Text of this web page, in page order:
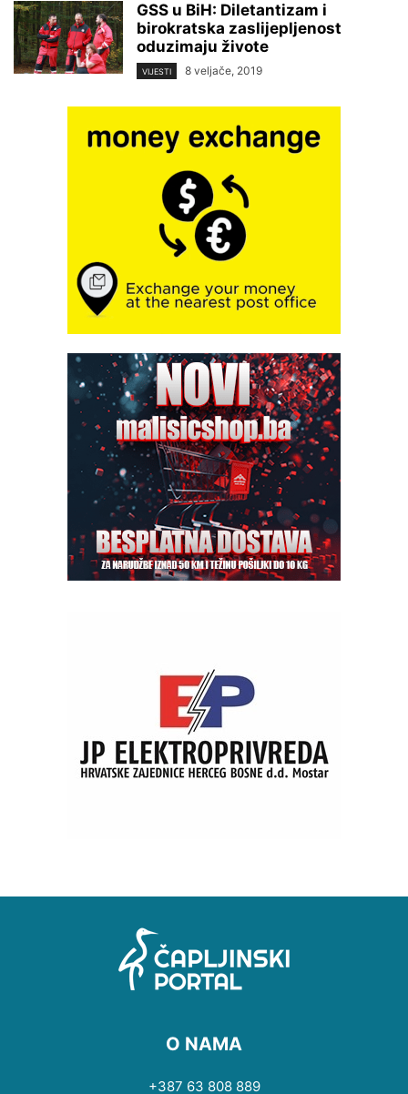
GSS u BiH: Diletantizam i
birokratska zaslijepljenost
oduzimaju živote
VIJESTI 8 veljače, 2019
O NAMA
+387 63 808 889